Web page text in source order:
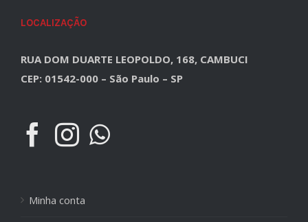
LOCALIZAÇÃO
RUA DOM DUARTE LEOPOLDO, 168, CAMBUCI
CEP: 01542-000 – São Paulo – SP
Minha conta